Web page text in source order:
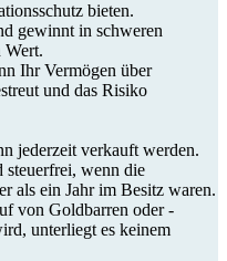
bieten.
gewinnt in schweren
Wert.
Ihr Vermögen über
und das Risiko
jederzeit verkauft werden.
steuerfrei, wenn die
als ein Jahr im Besitz waren.
von Goldbarren oder -
unterliegt es keinem